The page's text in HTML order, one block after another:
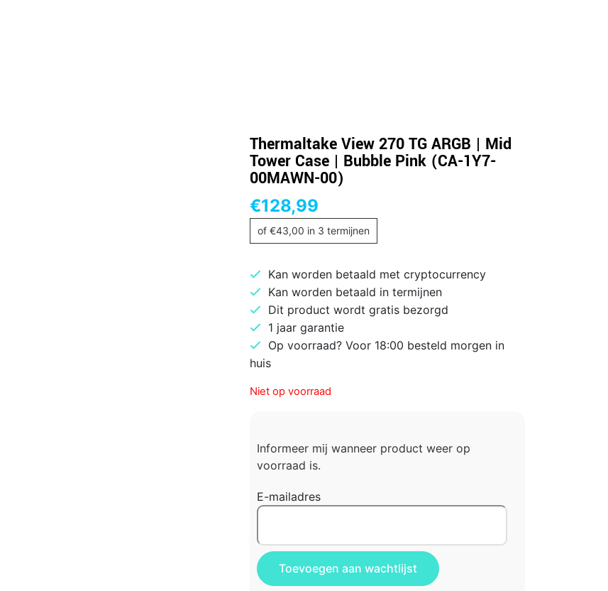
Thermaltake View 270 TG ARGB | Mid
Tower Case | Bubble Pink (CA-1Y7-
00MAWN-00)
€128,99
of €43,00 in 3 termijnen
Kan worden betaald met cryptocurrency
Kan worden betaald in termijnen
Dit product wordt gratis bezorgd
1 jaar garantie
Op voorraad? Voor 18:00 besteld morgen in
huis
Niet op voorraad
Informeer mij wanneer product weer op
voorraad is.
E-mailadres